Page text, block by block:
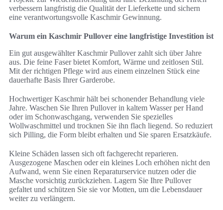
verbessern langfristig die Qualität der Lieferkette und sichern
eine verantwortungsvolle Kaschmir Gewinnung.
Warum ein Kaschmir Pullover eine langfristige Investition ist
Ein gut ausgewählter Kaschmir Pullover zahlt sich über Jahre
aus. Die feine Faser bietet Komfort, Wärme und zeitlosen Stil.
Mit der richtigen Pflege wird aus einem einzelnen Stück eine
dauerhafte Basis Ihrer Garderobe.
Hochwertiger Kaschmir hält bei schonender Behandlung viele
Jahre. Waschen Sie Ihren Pullover in kaltem Wasser per Hand
oder im Schonwaschgang, verwenden Sie spezielles
Wollwaschmittel und trocknen Sie ihn flach liegend. So reduziert
sich Pilling, die Form bleibt erhalten und Sie sparen Ersatzkäufe.
Kleine Schäden lassen sich oft fachgerecht reparieren.
Ausgezogene Maschen oder ein kleines Loch erhöhen nicht den
Aufwand, wenn Sie einen Reparaturservice nutzen oder die
Masche vorsichtig zurückziehen. Lagern Sie Ihre Pullover
gefaltet und schützen Sie sie vor Motten, um die Lebensdauer
weiter zu verlängern.